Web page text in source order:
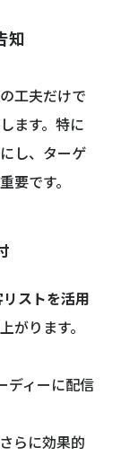
知
工夫だけで
ます。特に
し、ターゲ
要です。
ストを活用
がります。
ディーに配信
らに効果的